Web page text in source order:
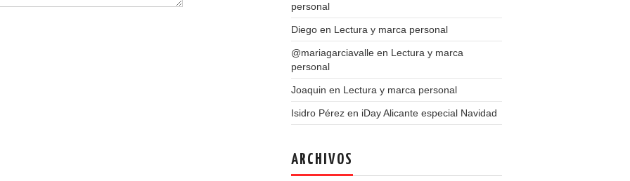
personal
Diego en Lectura y marca personal
@mariagarciavalle en Lectura y marca
personal
Joaquin en Lectura y marca personal
Isidro Pérez en iDay Alicante especial Navidad
ARCHIVOS